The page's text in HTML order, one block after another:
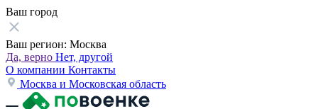
Ваш город
Ваш регион: Москва
Да, верно Нет, другой
О компании Контакты
Москва и Московская область